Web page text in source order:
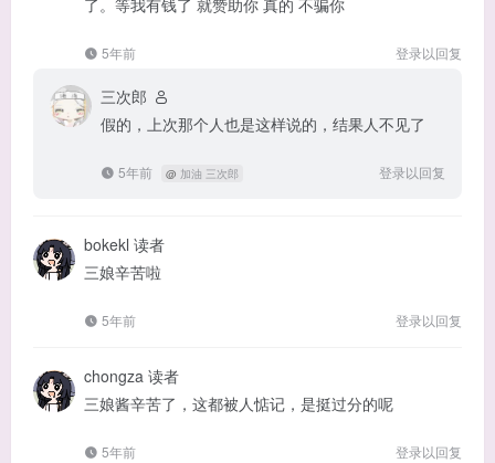
了。等我有钱了 就赞助你 真的 不骗你
5年前 登录以回复
三次郎
假的，上次那个人也是这样说的，结果人不见了
5年前 @ 加油 三次郎 登录以回复
bokekl 读者
三娘辛苦啦
5年前 登录以回复
chongza 读者
三娘酱辛苦了，这都被人惦记，是挺过分的呢
5年前 登录以回复